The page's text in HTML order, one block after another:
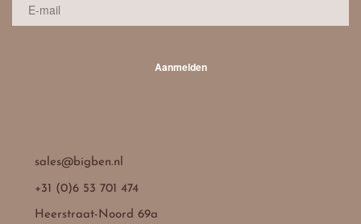
Aanmelden
sales@bigben.nl
+31 (0)6 53 701 474
Heerstraat-Noord 69a